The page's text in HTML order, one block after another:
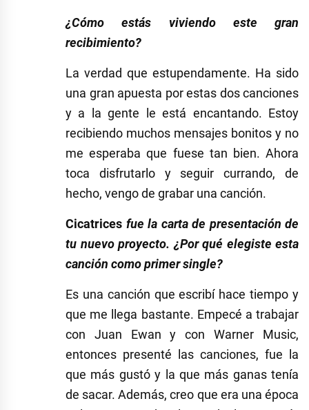
¿Cómo estás viviendo este gran
recibimiento?
La verdad que estupendamente. Ha sido
una gran apuesta por estas dos canciones
y a la gente le está encantando. Estoy
recibiendo muchos mensajes bonitos y no
me esperaba que fuese tan bien. Ahora
toca disfrutarlo y seguir currando, de
hecho, vengo de grabar una canción.
Cicatrices fue la carta de presentación de
tu nuevo proyecto. ¿Por qué elegiste esta
canción como primer single?
Es una canción que escribí hace tiempo y
que me llega bastante. Empecé a trabajar
con Juan Ewan y con Warner Music,
entonces presenté las canciones, fue la
que más gustó y la que más ganas tenía
de sacar. Además, creo que era una época